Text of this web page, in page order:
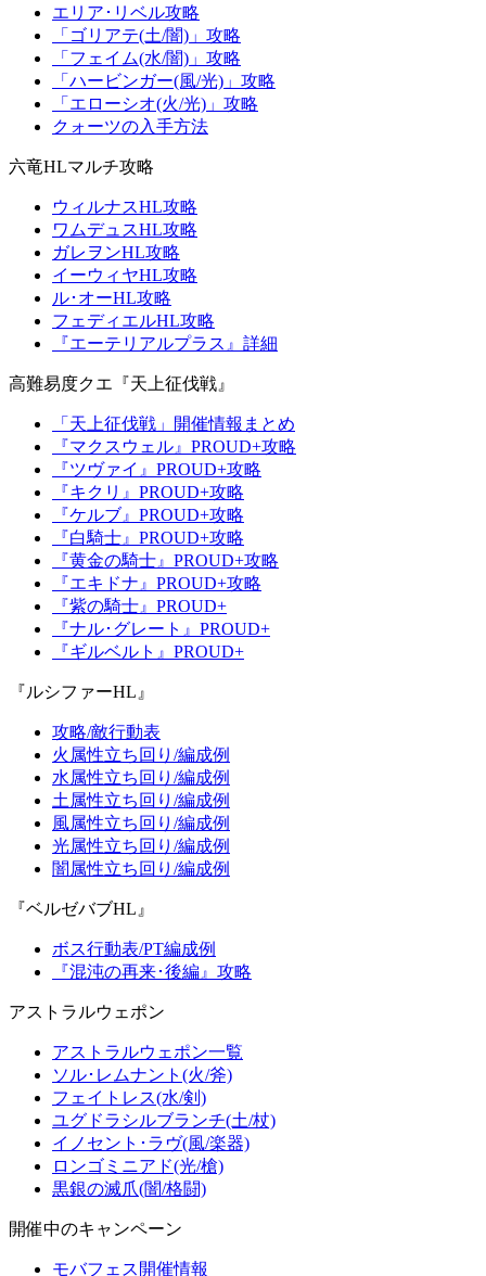
エリア･リベル攻略
「ゴリアテ(土/闇)」攻略
「フェイム(水/闇)」攻略
「ハービンガー(風/光)」攻略
「エローシオ(火/光)」攻略
クォーツの入手方法
六竜HLマルチ攻略
ウィルナスHL攻略
ワムデュスHL攻略
ガレヲンHL攻略
イーウィヤHL攻略
ル･オーHL攻略
フェディエルHL攻略
『エーテリアルプラス』詳細
高難易度クエ『天上征伐戦』
「天上征伐戦」開催情報まとめ
『マクスウェル』PROUD+攻略
『ツヴァイ』PROUD+攻略
『キクリ』PROUD+攻略
『ケルブ』PROUD+攻略
『白騎士』PROUD+攻略
『黄金の騎士』PROUD+攻略
『エキドナ』PROUD+攻略
『紫の騎士』PROUD+
『ナル･グレート』PROUD+
『ギルベルト』PROUD+
『ルシファーHL』
攻略/敵行動表
火属性立ち回り/編成例
水属性立ち回り/編成例
土属性立ち回り/編成例
風属性立ち回り/編成例
光属性立ち回り/編成例
闇属性立ち回り/編成例
『ベルゼバブHL』
ボス行動表/PT編成例
『混沌の再来･後編』攻略
アストラルウェポン
アストラルウェポン一覧
ソル･レムナント(火/斧)
フェイトレス(水/剣)
ユグドラシルブランチ(土/杖)
イノセント･ラヴ(風/楽器)
ロンゴミニアド(光/槍)
黒銀の滅爪(闇/格闘)
開催中のキャンペーン
モバフェス開催情報